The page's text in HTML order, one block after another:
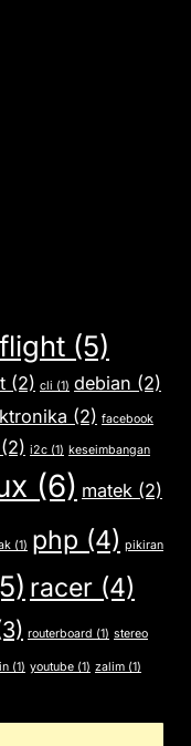
(5)
(2) cli (1) debian (2)
(2) facebook
(2) i2c (1) keseimbangan
(6) matek (2)
(1) php (4) pikiran
racer (4)
routerboard (1) stereo
(1) youtube (1) zalim (1)